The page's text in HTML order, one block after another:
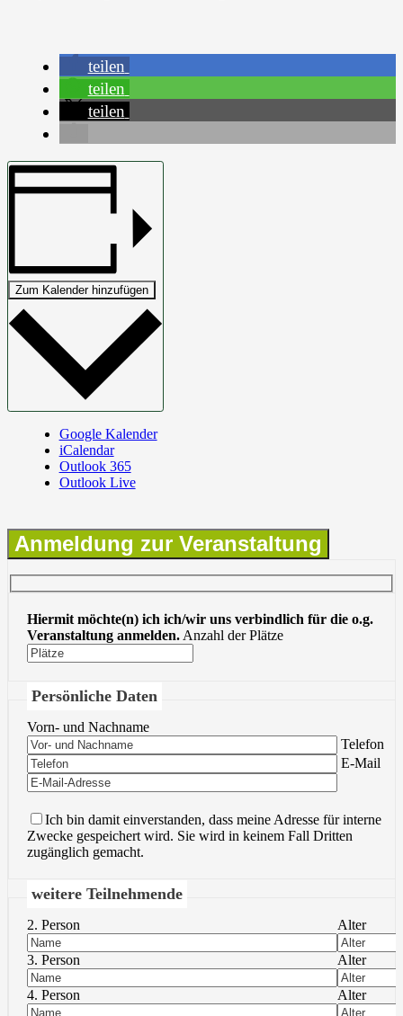
teilen
teilen
teilen
Zum Kalender hinzufügen
Google Kalender
iCalendar
Outlook 365
Outlook Live
Anmeldung zur Veranstaltung
Hiermit möchte(n) ich ich/wir uns verbindlich für die o.g.
Veranstaltung anmelden. Anzahl der Plätze
Persönliche Daten
Vorn- und Nachname
Bitte lasse
Telefon
Bitte lasse
E-Mail
Ich bin damit einverstanden, dass meine Adresse für interne
Zwecke gespeichert wird. Sie wird in keinem Fall Dritten
zugänglich gemacht.
weitere Teilnehmende
2. Person Alter
3. Person Alter
4. Person Alter